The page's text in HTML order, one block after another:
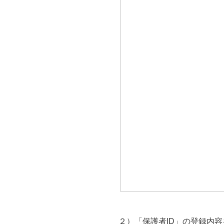
２）「保護者ID」の登録内容